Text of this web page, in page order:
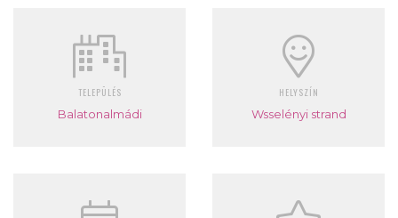
TELEPÜLÉS
Balatonalmádi
HELYSZÍN
Wsselényi strand